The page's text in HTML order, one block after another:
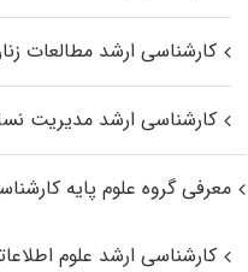
کارشناسی ارشد مطالعات
کارشناسی ارشد مدیریت
معرفی گروه علوم پایه
کارشناسی ارشد علوم